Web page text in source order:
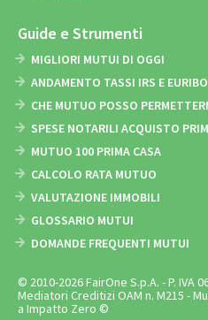
Guide e Strumenti
MIGLIORI MUTUI DI OGGI
ANDAMENTO TASSI IRS E
CHE MUTUO POSSO
SPESE NOTARILI ACQUISTO
MUTUO 100 PRIMA CASA
CALCOLO RATA MUTUO
VALUTAZIONE IMMOBILI
GLOSSARIO MUTUI
DOMANDE FREQUENTI MUTUI
© 2010-2026 FairOne S.p.A. - P. IVA
Mediatori Creditizi OAM n. M215 -
a Impatto Zero ©